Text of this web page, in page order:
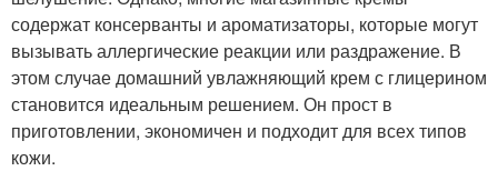
содержат консерванты и ароматизаторы, которые могут
вызывать аллергические реакции или раздражение. В
этом случае домашний увлажняющий крем с глицерином
становится идеальным решением. Он прост в
приготовлении, экономичен и подходит для всех типов
кожи.